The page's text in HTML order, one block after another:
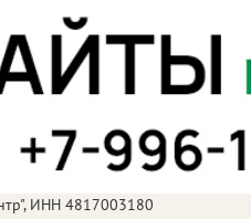
ИНН 4817003180